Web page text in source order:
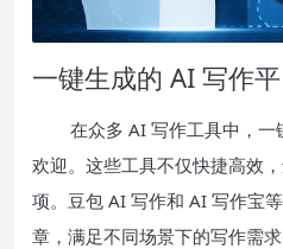
一键生成的 AI 写作
在众多 AI 写作工具中，
欢迎。这些工具不仅快捷高效
项。豆包 AI 写作和 AI 写作宝
章，满足不同场景下的写作需求